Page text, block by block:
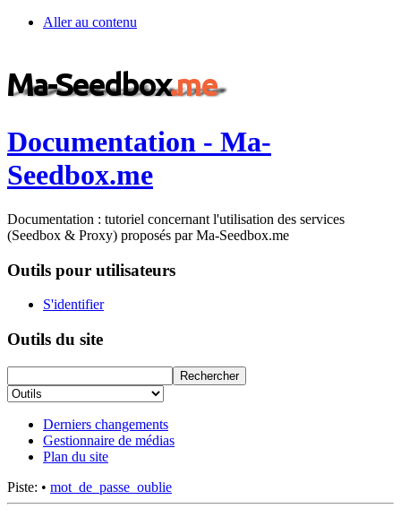
Aller au contenu
Documentation - Ma-
Seedbox.me
Documentation : tutoriel concernant l'utilisation des services
(Seedbox & Proxy) proposés par Ma-Seedbox.me
Outils pour utilisateurs
S'identifier
Outils du site
Derniers changements
Gestionnaire de médias
Plan du site
Piste: • mot_de_passe_oublie